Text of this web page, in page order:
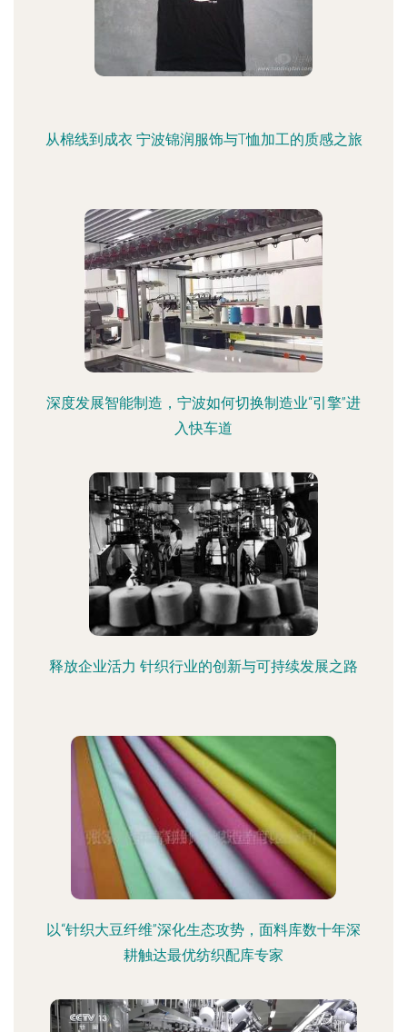
从棉线到成衣 宁波锦润服饰与T恤加工的质感之旅
深度发展智能制造，宁波如何切换制造业“引擎”进
入快车道
释放企业活力 针织行业的创新与可持续发展之路
以“针织大豆纤维”深化生态攻势，面料库数十年深
耕触达最优纺织配库专家